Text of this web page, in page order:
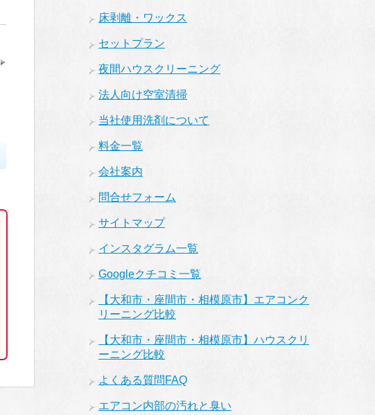
床剥離・ワックス
セットプラン
夜間ハウスクリーニング
法人向け空室清掃
当社使用洗剤について
料金一覧
会社案内
問合せフォーム
サイトマップ
インスタグラム一覧
Googleクチコミ一覧
【大和市・座間市・相模原市】エアコンク
リーニング比較
【大和市・座間市・相模原市】ハウスクリ
ーニング比較
よくある質問FAQ
エアコン内部の汚れと臭い